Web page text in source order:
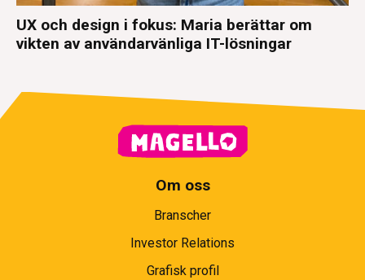
UX och design i fokus: Maria berättar om
vikten av användarvänliga IT-lösningar
Om oss
Branscher
Investor Relations
Grafisk profil